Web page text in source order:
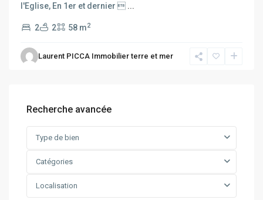
l'Eglise, En 1er et dernier  ...
2 2 58 m2
Laurent PICCA Immobilier terre et mer
Recherche avancée
Type de bien
Catégories
Localisation